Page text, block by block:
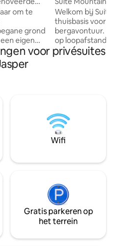
om te
grond
eigen
matras
cast om
achter de
Welkom bij Suite
thuisbasis voor je
bergavontuur.
op loopafstand
je volgende reis
eigen ingang.
en gratis
minikoelkast,
thee zijn
voor privésuites
Wifi
Gratis parkeren op
het terrein